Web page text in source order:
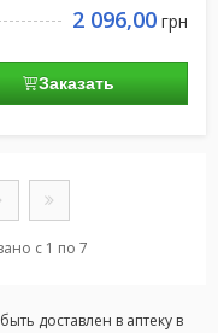
2 096,00 грн
Заказать
с 1 по 7
доставлен в аптеку в